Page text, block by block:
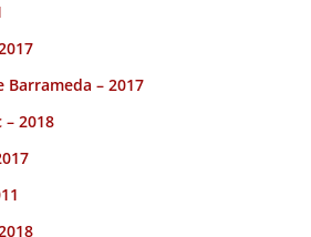
Barrameda – 2017
– 2018